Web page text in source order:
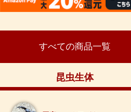
すべての商品一覧
昆虫生体